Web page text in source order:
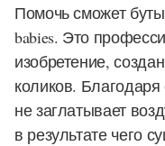
Помочь сможет
babies. Это
изобретение,
коликов.
не заглатывает
в результате чего